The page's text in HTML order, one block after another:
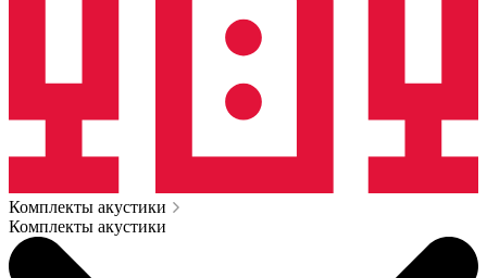
Комплекты акустики
Комплекты акустики